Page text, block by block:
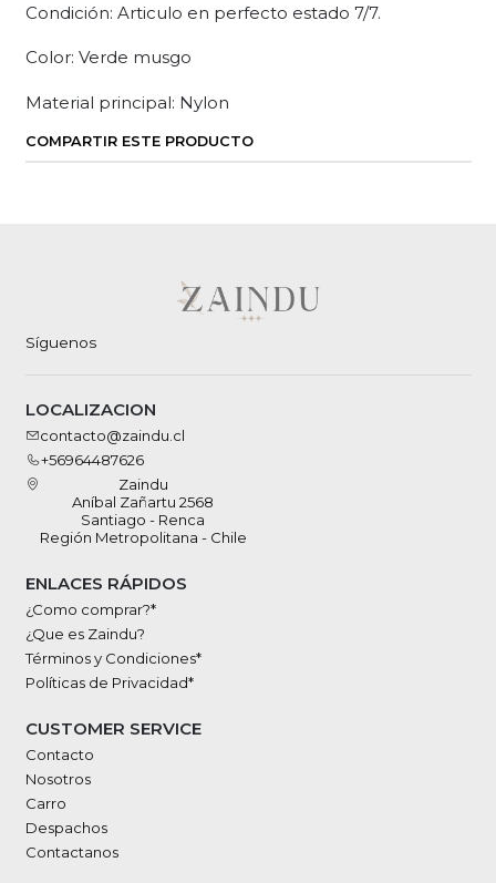
Condición: Articulo en perfecto estado 7/7.
Color: Verde musgo
Material principal: Nylon
COMPARTIR ESTE PRODUCTO
Síguenos
LOCALIZACION
contacto@zaindu.cl
+56964487626
Zaindu
Aníbal Zañartu 2568
Santiago - Renca
Región Metropolitana - Chile
ENLACES RÁPIDOS
¿Como comprar?*
¿Que es Zaindu?
Términos y Condiciones*
Políticas de Privacidad*
CUSTOMER SERVICE
Contacto
Nosotros
Carro
Despachos
Contactanos